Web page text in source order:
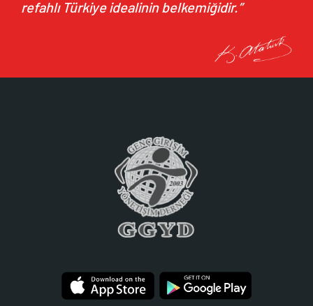
refahlı Türkiye idealinin belkemiğidir.”